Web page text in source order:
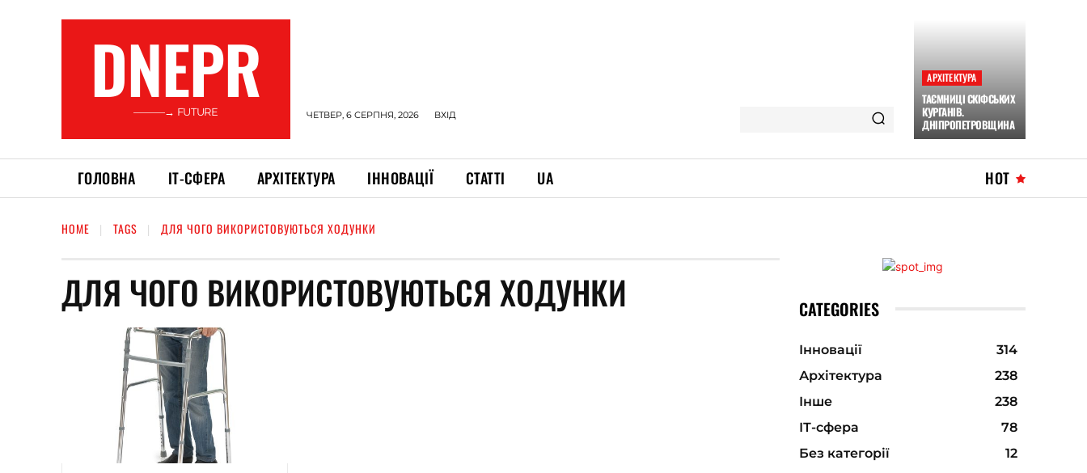
DNEPR
———→ FUTURE ЧЕТВЕР, 6 СЕРПНЯ, 2026 ВХІД
АРХІТЕКТУРА
ТАЄМНИЦІ СКІФСЬКИХ
КУРГАНІВ.
ДНІПРОПЕТРОВЩИНА
ГОЛОВНА ІТ-СФЕРА АРХІТЕКТУРА ІННОВАЦІЇ СТАТТІ UA HOT
HOME TAGS ДЛЯ ЧОГО ВИКОРИСТОВУЮТЬСЯ ХОДУНКИ
ДЛЯ ЧОГО ВИКОРИСТОВУЮТЬСЯ ХОДУНКИ CATEGORIES
Інновації
314
Архітектура
238
Інше
238
ІТ-сфера
78
Без категорії
12